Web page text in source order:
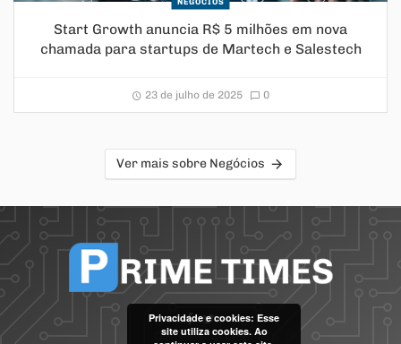
Start Growth anuncia R$ 5 milhões em nova
chamada para startups de Martech e Salestech
23 de julho de 2025 0
Ver mais sobre Negócios
Privacidade e cookies: Esse
site utiliza cookies. Ao